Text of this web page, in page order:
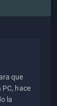
que
hace
la